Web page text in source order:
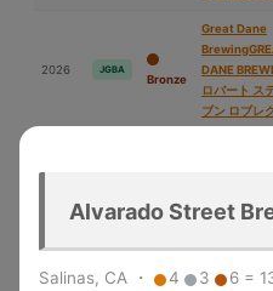
2026 JGBA
Bronze
Great Dane
DANE
ロバート ス
ブン ロブレ
2026 JGBA
パイプ・ライ
Alvarado Street
Salinas, CA ・ 4 3 6 =